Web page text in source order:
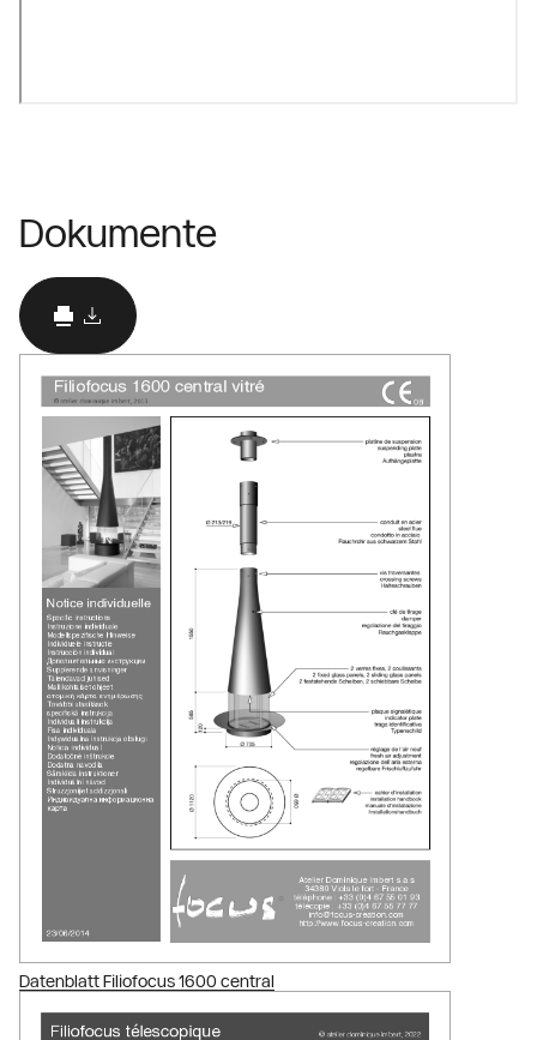
Dokumente
Datenblatt Filiofocus 1600 central